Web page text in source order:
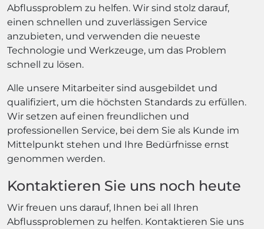
Abflussproblem zu helfen. Wir sind stolz darauf,
einen schnellen und zuverlässigen Service
anzubieten, und verwenden die neueste
Technologie und Werkzeuge, um das Problem
schnell zu lösen.
Alle unsere Mitarbeiter sind ausgebildet und
qualifiziert, um die höchsten Standards zu erfüllen.
Wir setzen auf einen freundlichen und
professionellen Service, bei dem Sie als Kunde im
Mittelpunkt stehen und Ihre Bedürfnisse ernst
genommen werden.
Kontaktieren Sie uns noch heute
Wir freuen uns darauf, Ihnen bei all Ihren
Abflussproblemen zu helfen. Kontaktieren Sie uns